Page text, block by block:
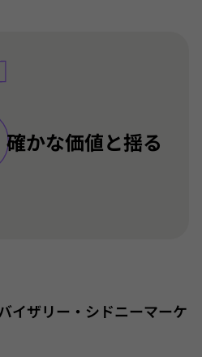
かな価値と揺る
イザリー・シドニーマーケ